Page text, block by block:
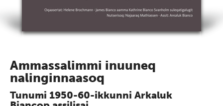
Ammassalimmi inuuneq
nalinginnaasoq
Tunumi 1950-60-ikkunni Arkaluk